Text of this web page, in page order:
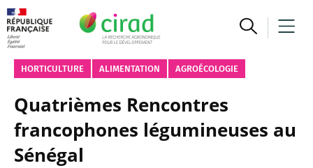
HORTICULTURE ALIMENTATION AGROÉCOLOGIE
Quatrièmes Rencontres
francophones légumineuses au
Sénégal